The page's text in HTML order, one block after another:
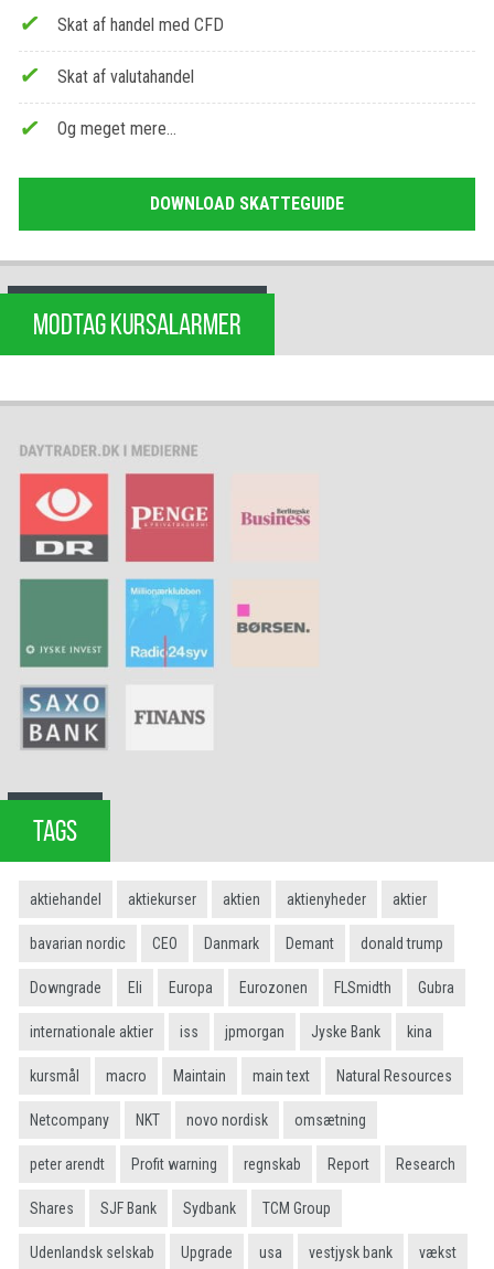
Skat af handel med CFD
Skat af valutahandel
Og meget mere…
DOWNLOAD SKATTEGUIDE
MODTAG KURSALARMER
TAGS
aktiehandel aktiekurser aktien aktienyheder aktier
bavarian nordic CEO Danmark Demant donald trump
Downgrade Eli Europa Eurozonen FLSmidth Gubra
internationale aktier iss jpmorgan Jyske Bank kina
kursmål macro Maintain main text Natural Resources
Netcompany NKT novo nordisk omsætning
peter arendt Profit warning regnskab Report Research
Shares SJF Bank Sydbank TCM Group
Udenlandsk selskab Upgrade usa vestjysk bank vækst